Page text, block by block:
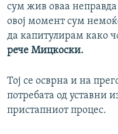
сум жив оваа
овој момент сум
да капитулирам како
рече Мицкоски.
Тој се осврна и на
потребата од уставни
пристапниот процес.